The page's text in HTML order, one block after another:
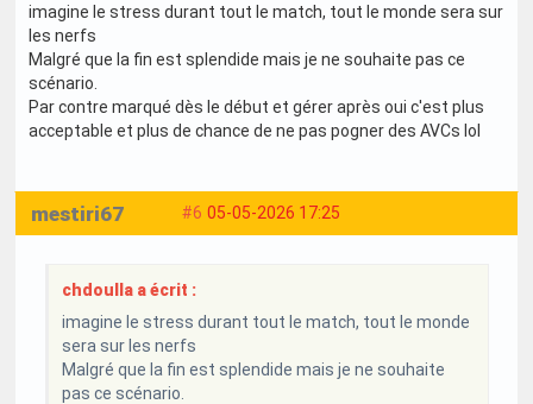
imagine le stress durant tout le match, tout le monde sera sur
les nerfs
Malgré que la fin est splendide mais je ne souhaite pas ce
scénario.
Par contre marqué dès le début et gérer après oui c'est plus
acceptable et plus de chance de ne pas pogner des AVCs lol
#6 05-05-2026 17:25
mestiri67
chdoulla a écrit :
imagine le stress durant tout le match, tout le monde
sera sur les nerfs
Malgré que la fin est splendide mais je ne souhaite
pas ce scénario.